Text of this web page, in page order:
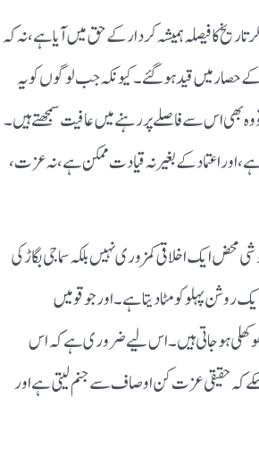
کا فیصلہ ہمیشہ کردار کے حق میں آیا ہے، نہ کہ
حصار میں قید ہو گئے۔ کیونکہ جب لوگوں کو یہ
اس سے فاصلے پر رہنے میں عافیت سمجھتے ہیں۔
اور اعتماد کے بغیر نہ قیادت ممکن ہے، نہ عزت،
محض ایک اخلاقی کمزوری نہیں بلکہ سماجی بگاڑ کی
روشن پہلو کو مٹا دیتا ہے۔ اور جو قومیں
ہو جاتی ہیں۔ اس لیے ضروری ہے کہ اس
کہ حقیقی عزت کن اوصاف سے جنم لیتی ہے اور